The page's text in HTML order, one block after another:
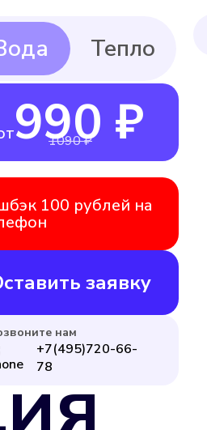
990 ₽
1090 ₽
100 рублей на
заявку
нам
+7(495)720-66-
78